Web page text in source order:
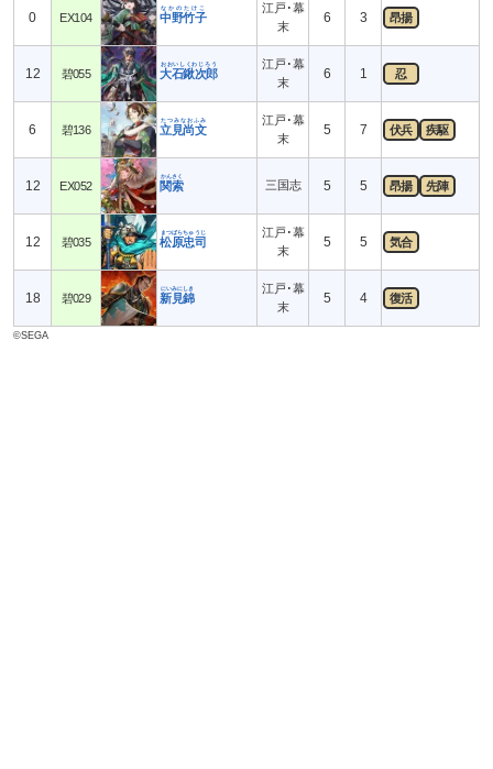
0 EX104 中野竹子
なかのたけこ
江戸･幕
末
6 3 昂揚
12 碧055 大石鍬次郎
おおいしくわじろう
江戸･幕
末
6 1 忍
6 碧136 立見尚文
たつみなおふみ
江戸･幕
末
5 7 伏兵 疾駆
12 EX052 関索
かんさく
三国志 5 5 昂揚 先陣
12 碧035 松原忠司
まつばらちゅうじ
江戸･幕
末
5 5 気合
18 碧029 新見錦
にいみにしき
江戸･幕
末
5 4 復活
©SEGA